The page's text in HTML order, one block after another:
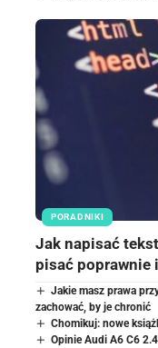
PORADNIKI
Jak napisać
pisać poprawnie
Jakie masz prawa
zachować, by je chronić
Chomikuj: nowe
Opinie Audi A6 C6